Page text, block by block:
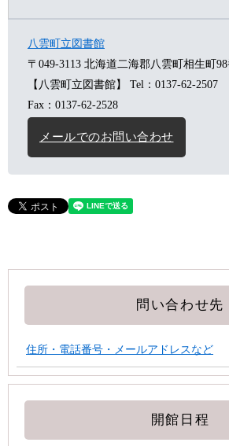
八雲町立図書館
〒049-3113 北海道二海郡八雲町相生町
【八雲町立図書館】
Tel：0137-62-2507
Fax：0137-62-2528
メールでのお問い合わせ
問い合わせ先
住所・電話番号・メールアドレスなど
開館日程